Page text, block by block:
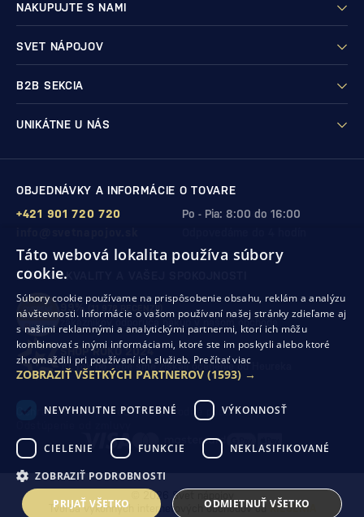
NAKUPUJTE S NAMI
SVET NÁPOJOV
B2B SEKCIA
UNIKÁTNE U NÁS
OBJEDNÁVKY A INFORMÁCIE O TOVARE
Po - Pia: 8:00 do 16:00
+421 901 720 720
ZÁRUKA KVALITY A VAŠEJ SPOKOJNOSTI
99% (11 978 RECENZIÍ)
zákazníkov odporúča nákup v našom obchode
SHOP ROKU 2024
10. rok po sebesme získali ocenenie od Heureka
Ochrana osobných údajovObchodné podmienky
© 2026 Svet nápojov
Tvorba výkonných internetových obchodov od RIESENIA
Táto webová lokalita používa súbory
cookie.
Súbory cookie používame na prispôsobenie obsahu, reklám a analýzu
návštevnosti. Informácie o vašom používaní našej stránky zdieľame aj
s našimi reklamnými a analytickými partnermi, ktorí ich môžu
kombinovať s inými informáciami, ktoré ste im poskytli alebo ktoré
zhromaždili pri používaní ich služieb. Prečítať viac
ZOBRAZIŤ VŠETKÝCH PARTNEROV (1593) →
NEVYHNUTNE POTREBNÉ VÝKONNOSŤ
CIELENIE FUNKCIE NEKLASIFIKOVANÉ
ZOBRAZIŤ PODROBNOSTI
PRIJAŤ VŠETKO
ODMIETNUŤ VŠETKO